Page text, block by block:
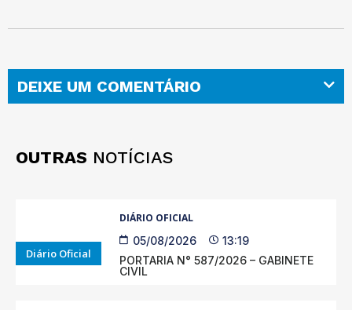
DEIXE UM COMENTÁRIO
OUTRAS NOTÍCIAS
Diário Oficial
DIÁRIO OFICIAL
05/08/2026
13:19
PORTARIA N° 587/2026 – GABINETE
CIVIL